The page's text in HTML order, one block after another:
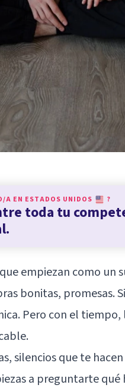
A EN ESTADOS UNIDOS ?
toda tu
empiezan como un
bonitas, promesas.
Pero con el
silencios que te
a preguntarte